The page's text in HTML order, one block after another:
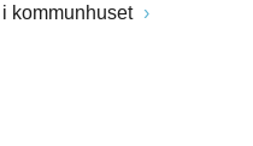
kommunhuset